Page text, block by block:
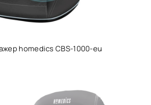
homedics CBS-1000-eu